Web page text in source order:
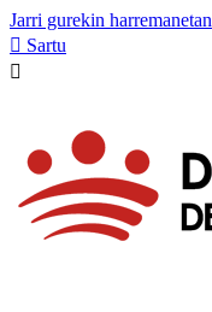
Jarri gurekin harremanetan
 Sartu
